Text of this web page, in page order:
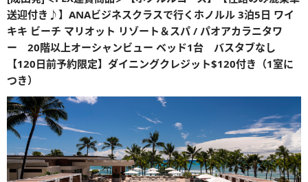
送迎付き♪】ANAビジネスクラスで行くホノルル 3泊5日 ワイ
キキ ビーチ マリオット リゾート＆スパ / パオアカラニタワ
ー 20階以上オーシャンビュー ベッド1台 バスタブなし
【120日前予約限定】ダイニングクレジット$120付き（1室に
つき）